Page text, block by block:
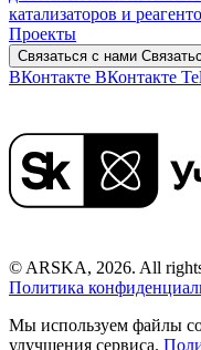
катализаторов и
Проекты
Связаться с нами
ВКонтакте ВКонтакте
© ARSKA, 2026. All
Политика
Мы используем файлы
улучшения сервиса.